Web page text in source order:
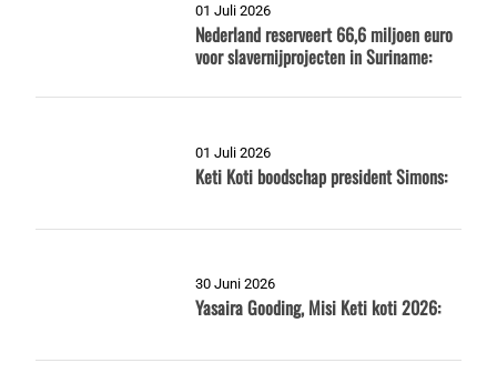
01 Juli 2026
Nederland reserveert 66,6 miljoen euro
voor slavernijprojecten in Suriname:
01 Juli 2026
Keti Koti boodschap president Simons:
30 Juni 2026
Yasaira Gooding, Misi Keti koti 2026: